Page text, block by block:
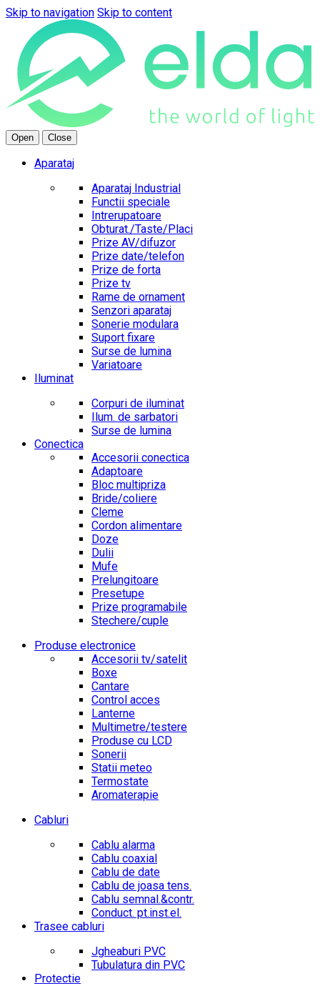
Skip to navigation Skip to content
Open Close
Aparataj
Aparataj Industrial
Functii speciale
Intrerupatoare
Obturat./Taste/Placi
Prize AV/difuzor
Prize date/telefon
Prize de forta
Prize tv
Rame de ornament
Senzori aparataj
Sonerie modulara
Suport fixare
Surse de lumina
Variatoare
Iluminat
Corpuri de iluminat
Ilum. de sarbatori
Surse de lumina
Conectica
Accesorii conectica
Adaptoare
Bloc multipriza
Bride/coliere
Cleme
Cordon alimentare
Doze
Dulii
Mufe
Prelungitoare
Presetupe
Prize programabile
Stechere/cuple
Produse electronice
Accesorii tv/satelit
Boxe
Cantare
Control acces
Lanterne
Multimetre/testere
Produse cu LCD
Sonerii
Statii meteo
Termostate
Aromaterapie
Cabluri
Cablu alarma
Cablu coaxial
Cablu de date
Cablu de joasa tens.
Cablu semnal.&contr.
Conduct. pt.inst.el.
Trasee cabluri
Jgheaburi PVC
Tubulatura din PVC
Protectie